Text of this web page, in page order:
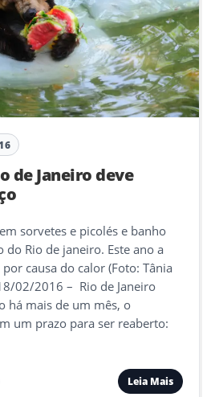
de Janeiro deve
sorvetes e picolés e banho
Rio de janeiro. Este ano a
causa do calor (Foto: Tânia
02/2016 – Rio de Janeiro
há mais de um mês, o
um prazo para ser reaberto:
Leia Mais